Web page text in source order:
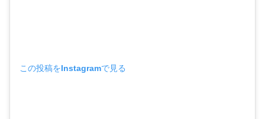
この投稿をInstagramで見る